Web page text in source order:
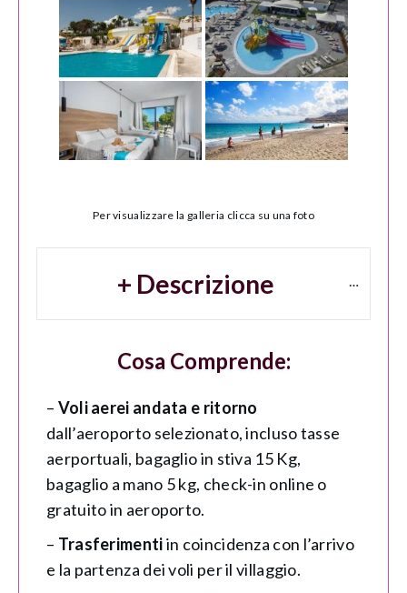
Per visualizzare la galleria clicca su una foto
+ Descrizione
Cosa Comprende:
– Voli aerei andata e ritorno
dall’aeroporto selezionato, incluso tasse
aerportuali, bagaglio in stiva 15 Kg,
bagaglio a mano 5 kg, check-in online o
gratuito in aeroporto.
– Trasferimentiin coincidenza con l’arrivo
e la partenza dei voli per il villaggio.